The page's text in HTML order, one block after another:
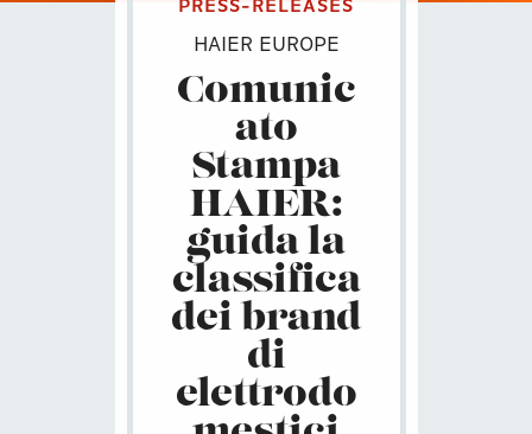
PRESS-RELEASES
HAIER EUROPE
Comunic
ato
Stampa
HAIER:
guida la
classifica
dei brand
di
elettrodo